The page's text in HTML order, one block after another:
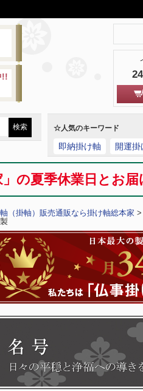
!!
☆人気のキーワード
即納掛け軸 開運掛
」の夏季休業日と
（掛軸）販売通販なら掛け軸総本家 >